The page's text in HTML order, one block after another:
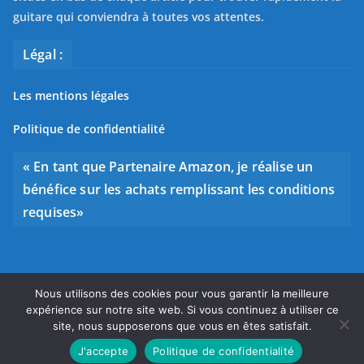
guitare qui conviendra à toutes vos attentes.
Légal :
Les mentions légales
Politique de confidentialité
« En tant que Partenaire Amazon, je réalise un
bénéfice sur les achats remplissant les conditions
requises»
Copyright © 2026 Bien choisir sa guitare. Tous droits
réservés.
ColorMagpar ThemeGrill. Propulsé parWordPress
Nous utilisons des cookies pour vous garantir la meilleure
expérience sur notre site web. Si vous continuez à utiliser ce
site, nous supposerons que vous en êtes satisfait.
J'accepte
Politique de confidentialité